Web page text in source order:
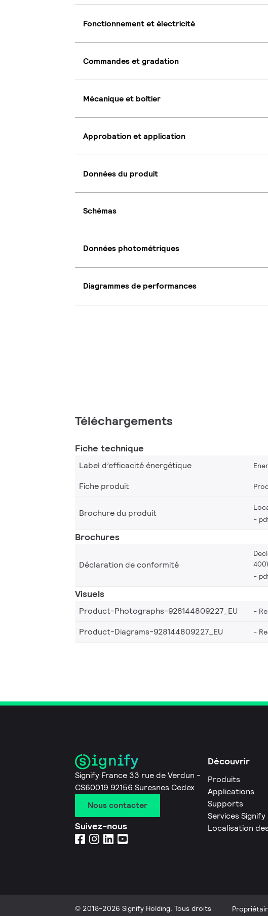
Fonctionnement et électricité
Commandes et gradation
Mécanique et boîtier
Approbation et application
Données du produit
Schémas
Données photométriques
Diagrammes de performances
Téléchargements
Fiche technique
Label d’efficacité énergétique
Fiche produit
Brochure du produit
Brochures
Déclaration de conformité
Visuels
Product-Photographs-928144809227_EU
Product-Diagrams-928144809227_EU
Signify France 33 rue de Verdun -
CS60019 92156 Suresnes Cedex
Nous contacter
Suivez-nous
Découvrir
Produits
Applications
Supports
Services Signify
Localisation
© 2018-2026 Signify Holding. Tous droits